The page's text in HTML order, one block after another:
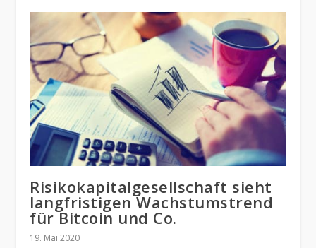
Risikokapitalgesellschaft sieht
langfristigen Wachstumstrend
für Bitcoin und Co.
19. Mai 2020